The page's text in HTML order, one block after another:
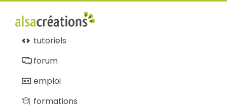
tutoriels
forum
emploi
formations